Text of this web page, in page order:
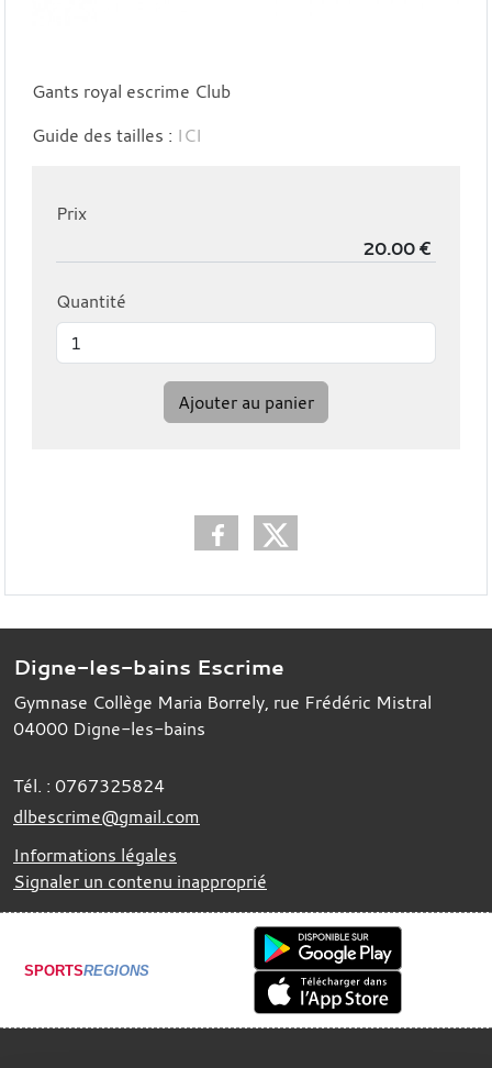
Gants royal escrime Club
Guide des tailles : ICI
Prix
Quantité
Ajouter au panier
Digne-les-bains Escrime
Gymnase Collège Maria Borrely, rue Frédéric Mistral
04000 Digne-les-bains
Tél. : 0767325824
dlbescrime@gmail.com
Informations légales
Signaler un contenu inapproprié
SPORTSREGIONS